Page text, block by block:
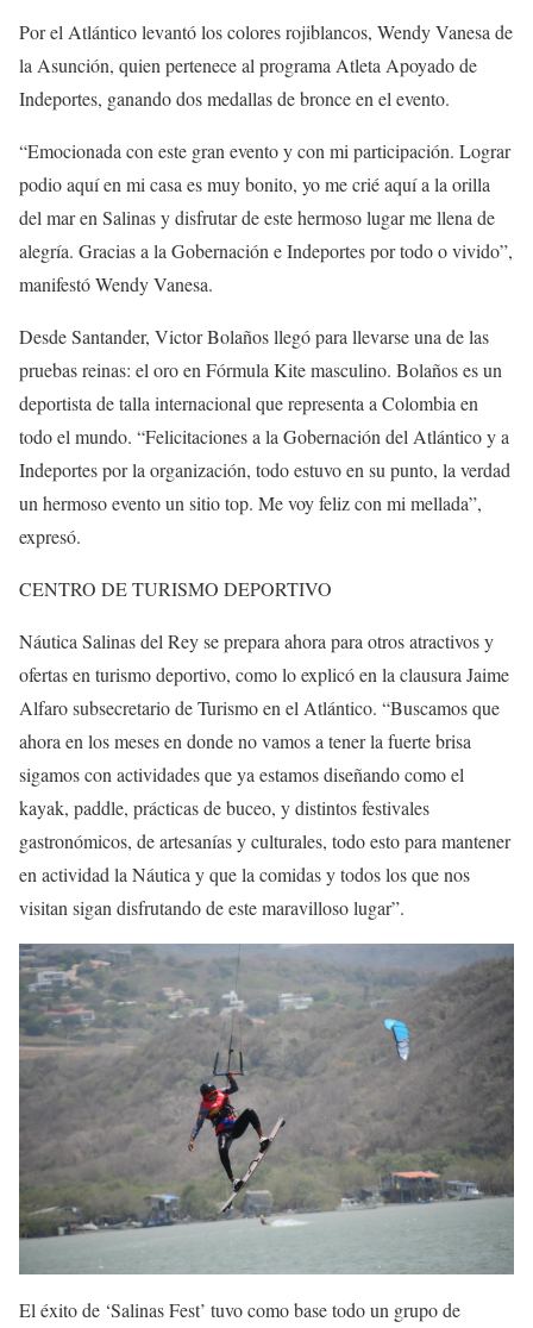
Por el Atlántico levantó los colores rojiblancos, Wendy Vanesa de
la Asunción, quien pertenece al programa Atleta Apoyado de
Indeportes, ganando dos medallas de bronce en el evento.
“Emocionada con este gran evento y con mi participación. Lograr
podio aquí en mi casa es muy bonito, yo me crié aquí a la orilla
del mar en Salinas y disfrutar de este hermoso lugar me llena de
alegría. Gracias a la Gobernación e Indeportes por todo o vivido”,
manifestó Wendy Vanesa.
Desde Santander, Victor Bolaños llegó para llevarse una de las
pruebas reinas: el oro en Fórmula Kite masculino. Bolaños es un
deportista de talla internacional que representa a Colombia en
todo el mundo. “Felicitaciones a la Gobernación del Atlántico y a
Indeportes por la organización, todo estuvo en su punto, la verdad
un hermoso evento un sitio top. Me voy feliz con mi mellada”,
expresó.
CENTRO DE TURISMO DEPORTIVO
Náutica Salinas del Rey se prepara ahora para otros atractivos y
ofertas en turismo deportivo, como lo explicó en la clausura Jaime
Alfaro subsecretario de Turismo en el Atlántico. “Buscamos que
ahora en los meses en donde no vamos a tener la fuerte brisa
sigamos con actividades que ya estamos diseñando como el
kayak, paddle, prácticas de buceo, y distintos festivales
gastronómicos, de artesanías y culturales, todo esto para mantener
en actividad la Náutica y que la comidas y todos los que nos
visitan sigan disfrutando de este maravilloso lugar”.
El éxito de ‘Salinas Fest’ tuvo como base todo un grupo de